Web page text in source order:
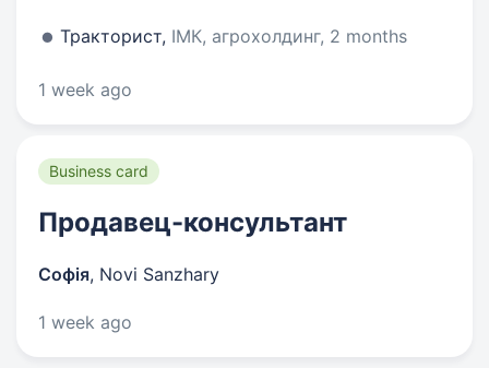
Тракторист, ІМК, агрохолдинг, 2 months
1 week ago
Business card
Продавец-консультант
Софія, Novi Sanzhary
1 week ago